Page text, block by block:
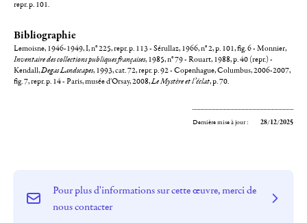
repr. p. 101.
Bibliographie
Lemoisne, 1946-1949, I, n° 225, repr. p. 113 - Sérullaz, 1966, n° 2, p. 101, fig. 6 - Monnier,
Inventaire des collections publiques françaises, 1985, n° 79 - Rouart, 1988, p. 40 (repr.) -
Kendall,Degas Landscapes, 1993, cat. 72, repr. p. 92 - Copenhague, Columbus, 2006-2007,
fig. 7, repr. p. 14 - Paris, musée d'Orsay, 2008,Le Mystère et l’éclat, p. 70.
Dernière mise à jour : 28/12/2025
Pour plus d'informations sur cette œuvre, merci de
nous contacter